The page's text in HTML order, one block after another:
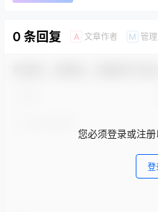
0 条回复 A 文章作者 M 管
您必须登录或注
登